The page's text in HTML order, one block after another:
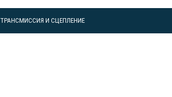
ТРАНСМИССИЯ И СЦЕПЛЕНИЕ